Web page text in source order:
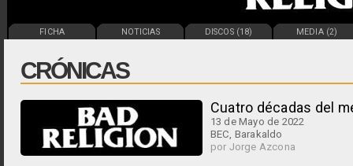
FICHA NOTICIAS DISCOS (18) MEDIA (2)
CRÓNICAS
Cuatro décadas del
13 de Mayo de 2022
BEC, Barakaldo
por Jorge Azcona